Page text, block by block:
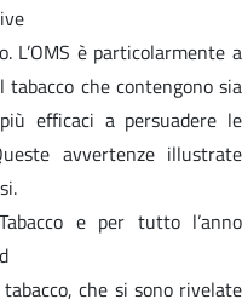
L’OMS è particolarmente a
che contengono sia
efficaci a persuadere le
avvertenze illustrate
e per tutto l’anno
che si sono rivelate